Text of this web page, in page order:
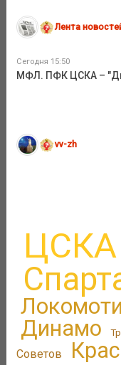
Лента
Сегодня 15:50
МФЛ. ПФК ЦСКА –
vv-zh
ЦСКА
Динамо
Советов